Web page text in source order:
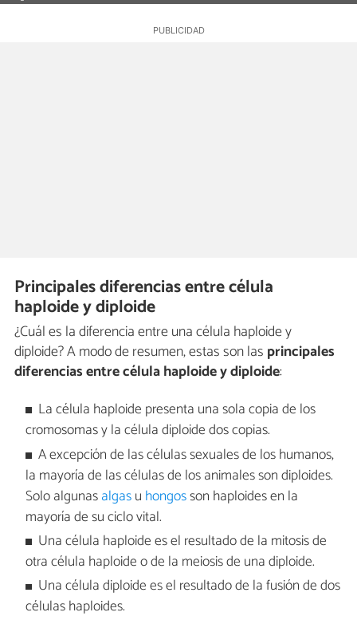
Principales diferencias entre célula
haploide y diploide
¿Cuál es la diferencia entre una célula haploide y
diploide? A modo de resumen, estas son las principales
diferencias entre célula haploide y diploide:
La célula haploide presenta una sola copia de los
cromosomas y la célula diploide dos copias.
A excepción de las células sexuales de los humanos,
la mayoría de las células de los animales son diploides.
Solo algunasalgasu hongosson haploides en la
mayoría de su ciclo vital.
Una célula haploide es el resultado de la mitosis de
otra célula haploide o de la meiosis de una diploide.
Una célula diploide es el resultado de la fusión de dos
células haploides.